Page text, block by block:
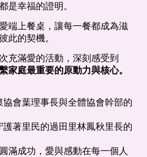
是幸福的證明。
端上餐桌，讓每一餐都成為滋
此的契機。
充滿愛的活動，深刻感受到
家庭最重要的原動力與核心。
會葉理事長與全體協會幹部的
著里民的過田里林鳳秋里長的
滿成功，愛與感動在每一個人